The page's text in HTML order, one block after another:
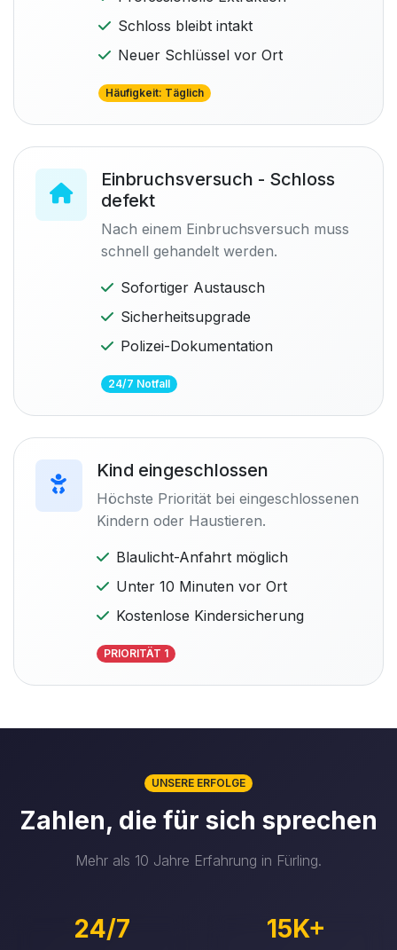
Schloss bleibt intakt
Neuer Schlüssel vor Ort
Häufigkeit: Täglich
Einbruchsversuch - Schloss
defekt
Nach einem Einbruchsversuch muss
schnell gehandelt werden.
Sofortiger Austausch
Sicherheitsupgrade
Polizei-Dokumentation
24/7 Notfall
Kind eingeschlossen
Höchste Priorität bei eingeschlossenen
Kindern oder Haustieren.
Blaulicht-Anfahrt möglich
Unter 10 Minuten vor Ort
Kostenlose Kindersicherung
PRIORITÄT 1
UNSERE ERFOLGE
Zahlen, die für sich sprechen
Mehr als 10 Jahre Erfahrung in Fürling.
24/7 15K+